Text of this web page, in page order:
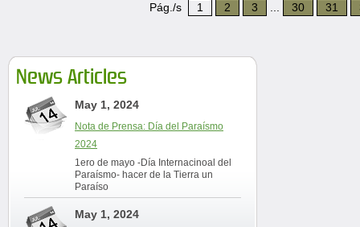
Pág./s 1 2 3 30 31
News Articles
May 1, 2024
Nota de Prensa: Día del Paraísmo
2024
1ero de mayo -Día Internacinoal del
Paraísmo- hacer de la Tierra un
Paraíso
May 1, 2024